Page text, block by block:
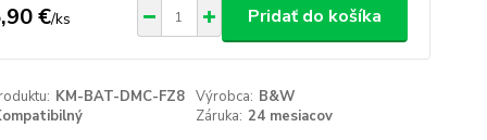
€/ks Pridať do košíka
KM-BAT-DMC-FZ8 Výrobca: B&W
Záruka: 24 mesiacov